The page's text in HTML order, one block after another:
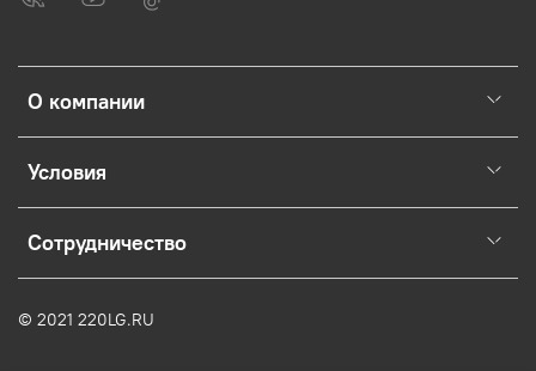
О компании
Условия
Сотрудничество
© 2021 220LG.RU